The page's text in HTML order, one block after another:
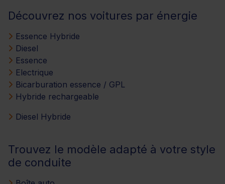
Découvrez nos voitures par énergie
Essence Hybride
Diesel
Essence
Electrique
Bicarburation essence / GPL
Hybride rechargeable
Diesel Hybride
Trouvez le modèle adapté à votre style
de conduite